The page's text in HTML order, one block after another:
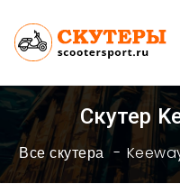
Скутер
Все скутера